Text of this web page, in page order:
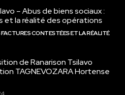
– Abus de biens sociaux :
la réalité des opérations
FACTURES CONTESTÉES ET LA RÉALITÉ
de Ranarison Tsilavo
TAGNEVOZARA Hortense